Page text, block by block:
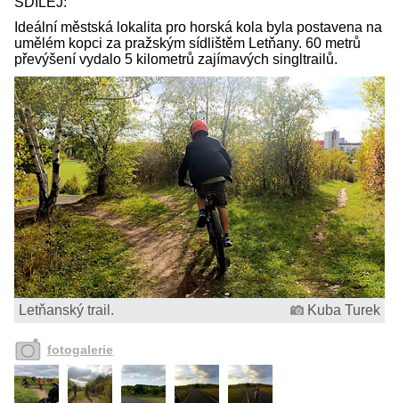
Ideální městská lokalita pro horská kola byla postavena na
umělém kopci za pražským sídlištěm Letňany. 60 metrů
převýšení vydalo 5 kilometrů zajímavých singltrailů.
Letňanský trail. Kuba Turek
fotogalerie